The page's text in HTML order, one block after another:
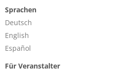
Sprachen
Deutsch
English
Español
Für Veranstalter